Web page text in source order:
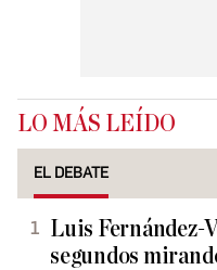
LO MÁS LEÍDO
EL DEBATE
Luis Fernández-
segundos